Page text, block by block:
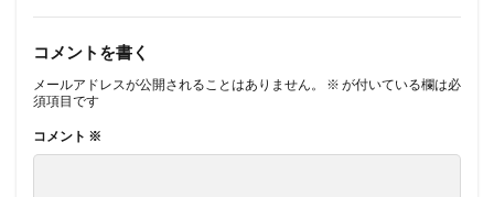
コメントを書く
メールアドレスが公開されることはありません。 ※ が付いている欄は必
須項目です
コメント ※